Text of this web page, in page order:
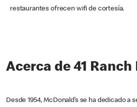
restaurantes ofrecen wifi de cortesía.
Acerca de 41 Ranch
Desde 1954, McDonald’s se ha dedicado a